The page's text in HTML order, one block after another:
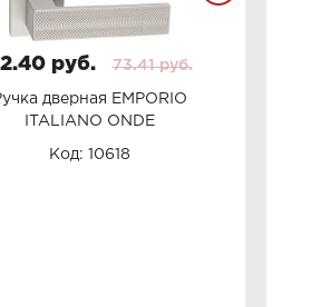
руб. 73.41 руб.
дверная EMPORIO
ITALIANO ONDE
Код: 10618